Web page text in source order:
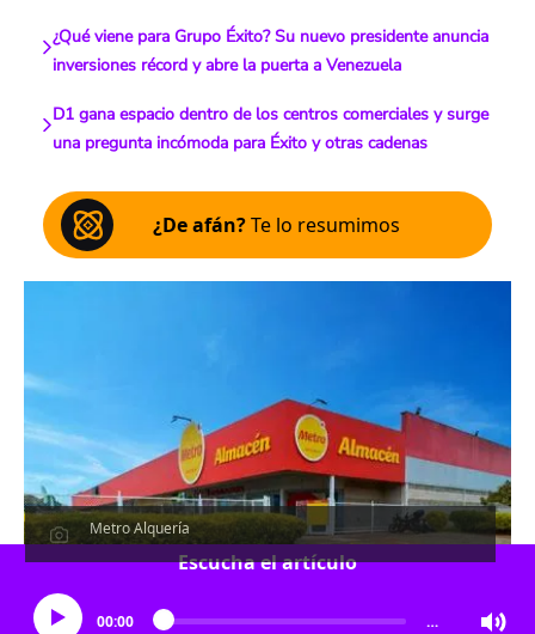
¿Qué viene para Grupo Éxito? Su nuevo presidente anuncia
inversiones récord y abre la puerta a Venezuela
D1 gana espacio dentro de los centros comerciales y surge
una pregunta incómoda para Éxito y otras cadenas
¿De afán?Te lo resumimos
Metro Alquería
Escucha el artículo
00:00 …